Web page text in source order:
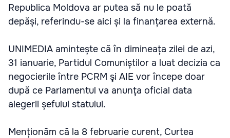
Republica Moldova ar putea să nu le poată
depăși, referindu-se aici și la finanțarea externă.
UNIMEDIA amintește că în dimineața zilei de azi,
31 ianuarie, Partidul Comuniștilor a luat decizia ca
negocierile între PCRM şi AIE vor începe doar
după ce Parlamentul va anunţa oficial data
alegerii şefului statului.
Menționăm că la 8 februarie curent, Curtea